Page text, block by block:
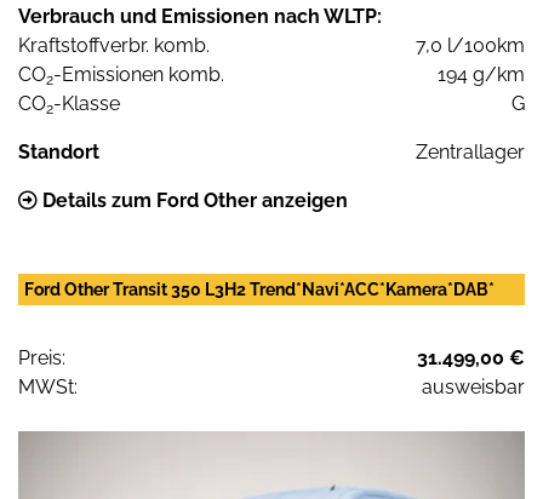
Verbrauch und Emissionen nach WLTP:
Kraftstoffverbr. komb.
7,0 l/100km
CO2-Emissionen komb.
194 g/km
CO2-Klasse G
Standort Zentrallager
Details zum Ford Other anzeigen
Ford Other Transit 350 L3H2 Trend*Navi*ACC*Kamera*DAB*
Preis:
31.499,00 €
MWSt:
ausweisbar